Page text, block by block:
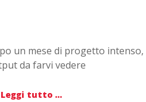
un mese di progetto
da farvi vedere
Leggi tutto …